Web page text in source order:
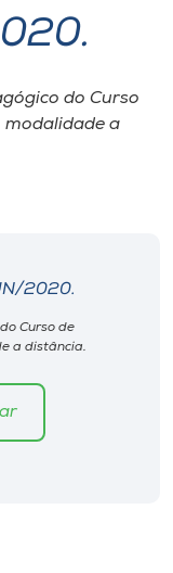
do Curso
modalidade a
2020.
Curso de
a distância.